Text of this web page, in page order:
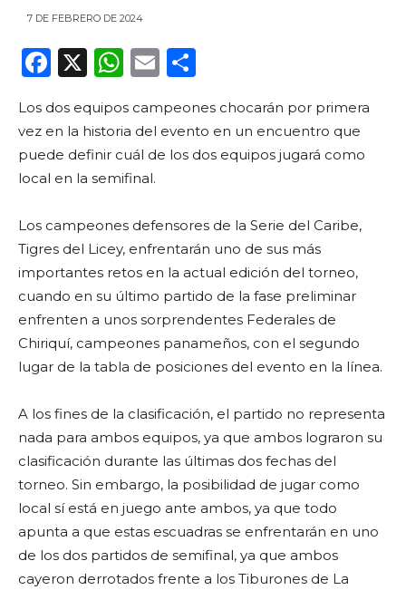
7 DE FEBRERO DE 2024
F
c
e
b
o
k
X
W
a
ts
A
p
E
ai
l
m
p
r
Los dos equipos campeones chocarán por primera
vez en la historia del evento en un encuentro que
puede definir cuál de los dos equipos jugará como
local en la semifinal.
Los campeones defensores de la Serie del Caribe,
Tigres del Licey, enfrentarán uno de sus más
importantes retos en la actual edición del torneo,
cuando en su último partido de la fase preliminar
enfrenten a unos sorprendentes Federales de
Chiriquí, campeones panameños, con el segundo
lugar de la tabla de posiciones del evento en la línea.
A los fines de la clasificación, el partido no representa
nada para ambos equipos, ya que ambos lograron su
clasificación durante las últimas dos fechas del
torneo. Sin embargo, la posibilidad de jugar como
local sí está en juego ante ambos, ya que todo
apunta a que estas escuadras se enfrentarán en uno
de los dos partidos de semifinal, ya que ambos
cayeron derrotados frente a los Tiburones de La